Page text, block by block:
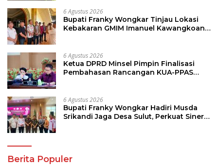
6 Agustus 2026
Bupati Franky Wongkar Tinjau Lokasi
Kebakaran GMIM Imanuel Kawangkoan
6 Agustus 2026
Ketua DPRD Minsel Pimpin Finalisasi
Pembahasan Rancangan KUA-PPAS
6 Agustus 2026
Bupati Franky Wongkar Hadiri Musda
Srikandi Jaga Desa Sulut, Perkuat Sinergi
Berita Populer